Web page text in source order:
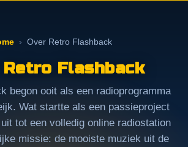
› Over Retro Flashback
Retro Flashback
begon ooit als een radioprogramma
Wat startte als een passieproject
tot een volledig online radiostation
missie: de mooiste muziek uit de